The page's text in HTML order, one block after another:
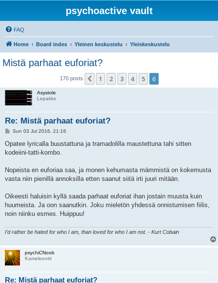
psychoactive vault
FAQ
Home Board index Yleinen keskustelu Yleiskeskustelu
Mistä parhaat euforiat?
170 posts Previous
1 2 3 4 5 6
Asystole
Lepakko
Re: Mistä parhaat euforiat?
P
s
t
Sun 03 Jul 2016, 21:16
Opatee lyricalla buustattuna ja tramadolilla maustettuna tahi sitten
kodeiini-tatti-kombo.
Nopeista en euforiaa saa, ja monen kehumasta mämmistä on kokemusta
vasta niin pienillä annoksilla etten saanut siitä irti juuri mitään.
Oikeesti haluisin kyllä saada parhaat euforiat ihan jostain muusta kuin
huumeista. Ja oon saanutkin. Joku mieletön yhdessä onnistumisen fiilis,
noin niinku esmes. Huippuu!
I'd rather be hated for who I am, than loved for who I am not. - Kurt Cobain
psychiCNoob
Kameleontti
Re: Mistä parhaat euforiat?